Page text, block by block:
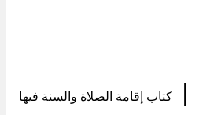
|
كتاب إقامة الصلاة والسنة فيها